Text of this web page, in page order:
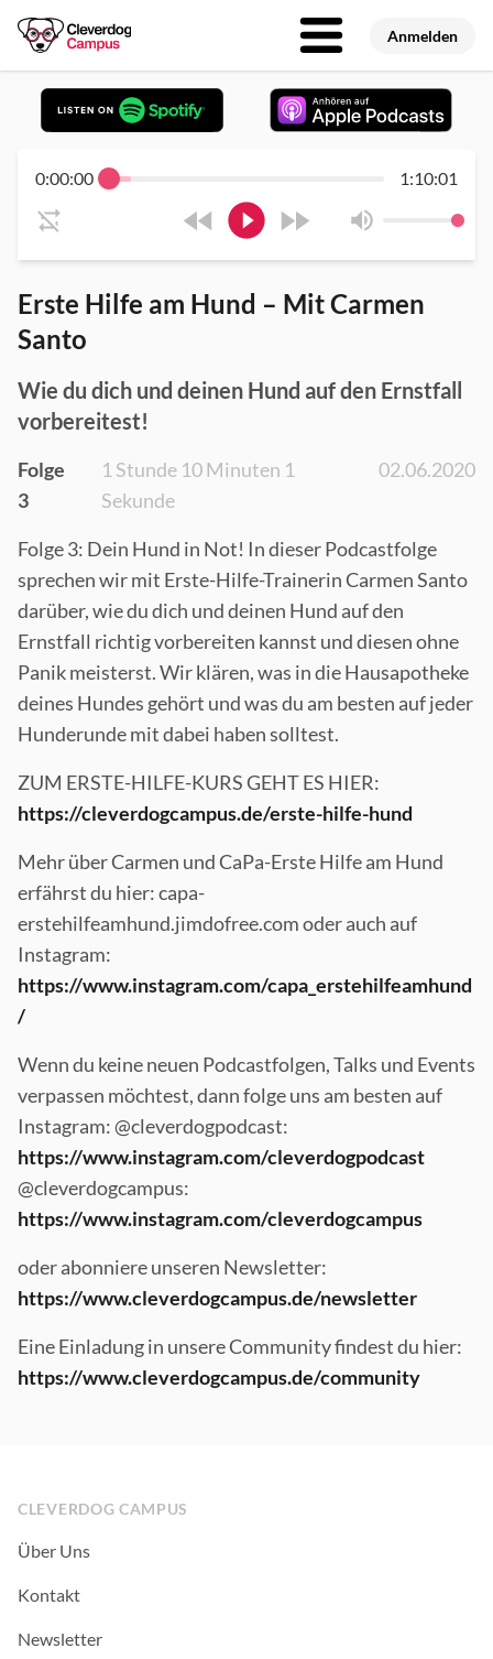
Anmelden
Erste Hilfe am Hund – Mit Carmen
Santo
Wie du dich und deinen Hund auf den Ernstfall
vorbereitest!
Folge
3
1 Stunde 10 Minuten 1
Sekunde
02.06.2020
Folge 3: Dein Hund in Not! In dieser Podcastfolge
sprechen wir mit Erste-Hilfe-Trainerin Carmen Santo
darüber, wie du dich und deinen Hund auf den
Ernstfall richtig vorbereiten kannst und diesen ohne
Panik meisterst. Wir klären, was in die Hausapotheke
deines Hundes gehört und was du am besten auf jeder
Hunderunde mit dabei haben solltest.
ZUM ERSTE-HILFE-KURS GEHT ES HIER:
https://cleverdogcampus.de/erste-hilfe-hund
Mehr über Carmen und CaPa-Erste Hilfe am Hund
erfährst du hier: capa-
erstehilfeamhund.jimdofree.com oder auch auf
Instagram:
https://www.instagram.com/capa_erstehilfeamhund
/
Wenn du keine neuen Podcastfolgen, Talks und Events
verpassen möchtest, dann folge uns am besten auf
Instagram: @cleverdogpodcast:
https://www.instagram.com/cleverdogpodcast
@cleverdogcampus:
https://www.instagram.com/cleverdogcampus
oder abonniere unseren Newsletter:
https://www.cleverdogcampus.de/newsletter
Eine Einladung in unsere Community findest du hier:
https://www.cleverdogcampus.de/community
0:00:00 1:10:01
CLEVERDOG CAMPUS
Über Uns
Kontakt
Newsletter